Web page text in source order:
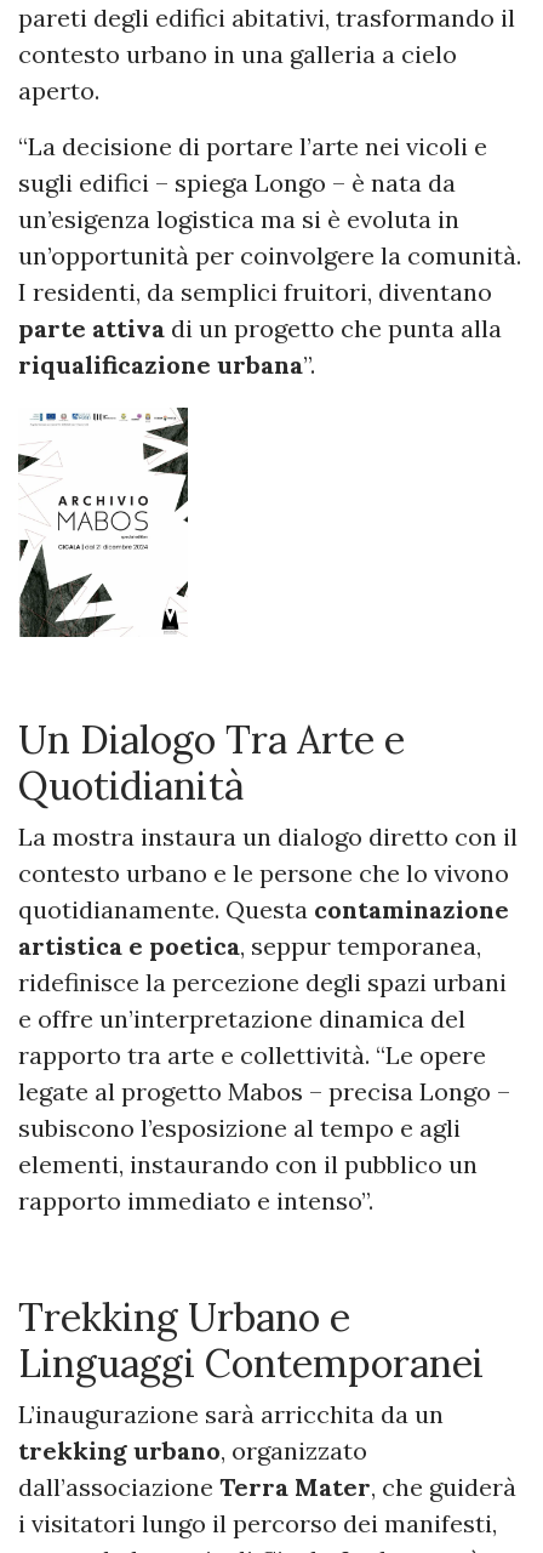
pareti degli edifici abitativi, trasformando il
contesto urbano in una galleria a cielo
aperto.
“La decisione di portare l’arte nei vicoli e
sugli edifici – spiega Longo – è nata da
un’esigenza logistica ma si è evoluta in
un’opportunità per coinvolgere la comunità.
I residenti, da semplici fruitori, diventano
parte attiva di un progetto che punta alla
riqualificazione urbana”.
Un Dialogo Tra Arte e
Quotidianità
La mostra instaura un dialogo diretto con il
contesto urbano e le persone che lo vivono
quotidianamente. Questa contaminazione
artistica e poetica, seppur temporanea,
ridefinisce la percezione degli spazi urbani
e offre un’interpretazione dinamica del
rapporto tra arte e collettività. “Le opere
legate al progetto Mabos – precisa Longo –
subiscono l’esposizione al tempo e agli
elementi, instaurando con il pubblico un
rapporto immediato e intenso”.
Trekking Urbano e
Linguaggi Contemporanei
L’inaugurazione sarà arricchita da un
trekking urbano, organizzato
dall’associazione Terra Mater, che guiderà
i visitatori lungo il percorso dei manifesti,